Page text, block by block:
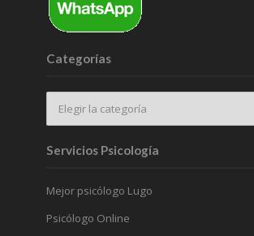
Categorías
Servicios Psicología
Mejor psicólogo Lugo
Psicólogo Online